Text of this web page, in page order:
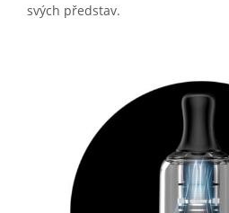
svých představ.